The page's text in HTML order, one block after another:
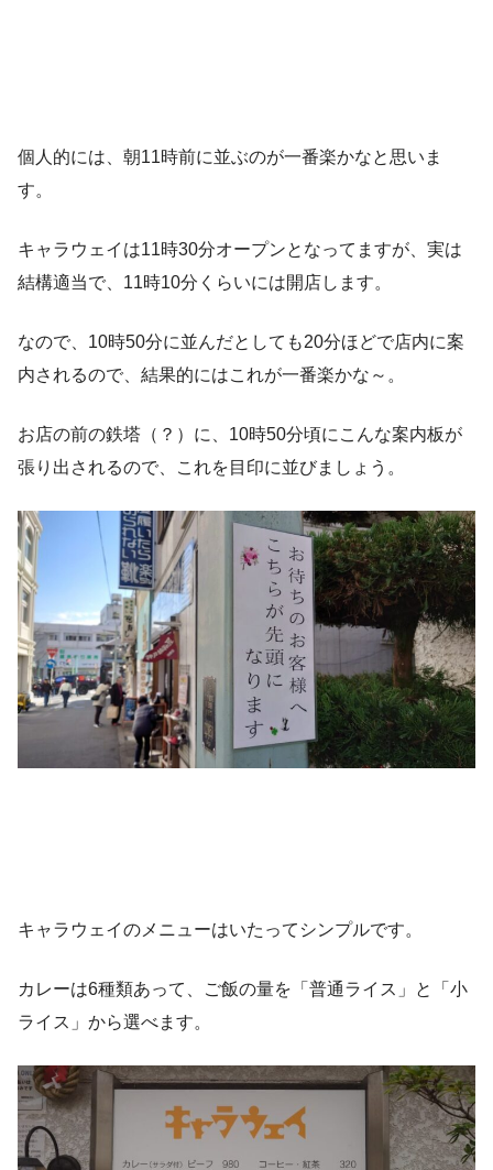
個人的には、朝11時前に並ぶのが一番楽かなと思いま
す。
キャラウェイは11時30分オープンとなってますが、実は
結構適当で、11時10分くらいには開店します。
なので、10時50分に並んだとしても20分ほどで店内に案
内されるので、結果的にはこれが一番楽かな～。
お店の前の鉄塔（？）に、10時50分頃にこんな案内板が
張り出されるので、これを目印に並びましょう。
キャラウェイのメニューはいたってシンプルです。
カレーは6種類あって、ご飯の量を「普通ライス」と「小
ライス」から選べます。